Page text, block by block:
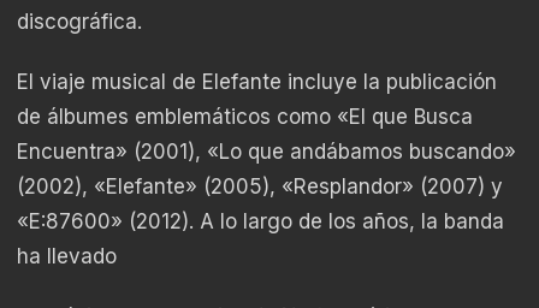
discográfica.
El viaje musical de Elefante incluye la publicación
de álbumes emblemáticos como «El que Busca
Encuentra» (2001), «Lo que andábamos buscando»
(2002), «Elefante» (2005), «Resplandor» (2007) y
«E:87600» (2012). A lo largo de los años, la banda
ha llevado